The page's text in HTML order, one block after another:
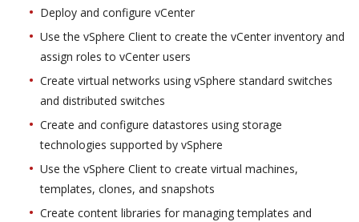
Deploy and configure vCenter
Use the vSphere Client to create the vCenter inventory and
assign roles to vCenter users
Create virtual networks using vSphere standard switches
and distributed switches
Create and configure datastores using storage
technologies supported by vSphere
Use the vSphere Client to create virtual machines,
templates, clones, and snapshots
Create content libraries for managing templates and